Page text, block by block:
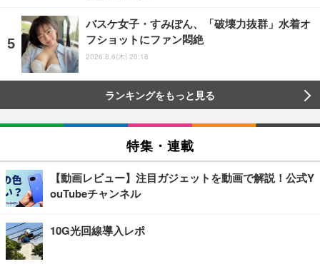
バスケ女子・すみぽん、「破壊力抜群」水着オ
フショットにファン悶絶
2026.8.6(木) 20:18
ランキングをもっと見る
特集・連載
【動画レビュー】注目ガジェットを動画で解説！公式Y
ouTubeチャンネル
10G光回線導入レポ